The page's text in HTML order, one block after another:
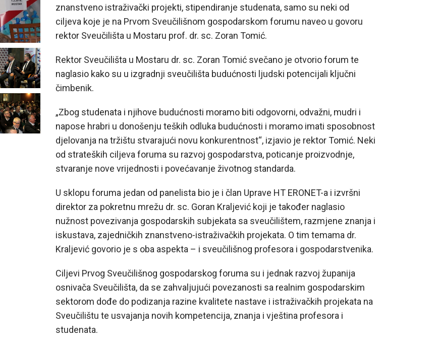
znanstveno istraživački projekti, stipendiranje studenata, samo su neki od
ciljeva koje je na Prvom Sveučilišnom gospodarskom forumu naveo u govoru
rektor Sveučilišta u Mostaru prof. dr. sc. Zoran Tomić.
Rektor Sveučilišta u Mostaru dr. sc. Zoran Tomić svečano je otvorio forum te
naglasio kako su u izgradnji sveučilišta budućnosti ljudski potencijali ključni
čimbenik.
„Zbog studenata i njihove budućnosti moramo biti odgovorni, odvažni, mudri i
napose hrabri u donošenju teških odluka budućnosti i moramo imati sposobnost
djelovanja na tržištu stvarajući novu konkurentnost“, izjavio je rektor Tomić. Neki
od strateških ciljeva foruma su razvoj gospodarstva, poticanje proizvodnje,
stvaranje nove vrijednosti i povećavanje životnog standarda.
U sklopu foruma jedan od panelista bio je i član Uprave HT ERONET-a i izvršni
direktor za pokretnu mrežu dr. sc. Goran Kraljević koji je također naglasio
nužnost povezivanja gospodarskih subjekata sa sveučilištem, razmjene znanja i
iskustava, zajedničkih znanstveno-istraživačkih projekata. O tim temama dr.
Kraljević govorio je s oba aspekta – i sveučilišnog profesora i gospodarstvenika.
Ciljevi Prvog Sveučilišnog gospodarskog foruma su i jednak razvoj županija
osnivača Sveučilišta, da se zahvaljujući povezanosti sa realnim gospodarskim
sektorom dođe do podizanja razine kvalitete nastave i istraživačkih projekata na
Sveučilištu te usvajanja novih kompetencija, znanja i vještina profesora i
studenata.